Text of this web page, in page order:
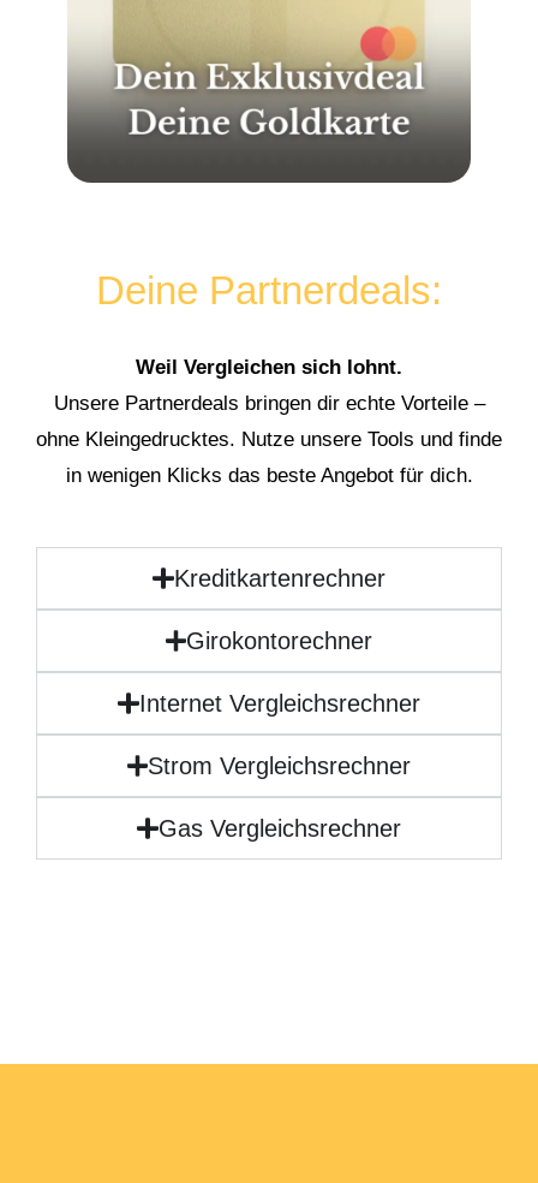
Deine Partnerdeals:
Weil Vergleichen sich lohnt.
Unsere Partnerdeals bringen dir echte Vorteile –
ohne Kleingedrucktes. Nutze unsere Tools und finde
in wenigen Klicks das beste Angebot für dich.
Kreditkartenrechner
Girokontorechner
Internet Vergleichsrechner
Strom Vergleichsrechner
Gas Vergleichsrechner